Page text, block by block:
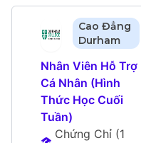
Cao Đẳng
Durham
Nhân Viên Hỗ Trợ
Cá Nhân (Hình
Thức Học Cuối
Tuần)
Chứng Chỉ (1